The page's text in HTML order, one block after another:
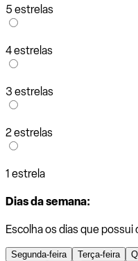
5 estrelas
4 estrelas
3 estrelas
2 estrelas
1 estrela
Dias da semana:
Escolha os dias que possui
Segunda-feira Terça-feira